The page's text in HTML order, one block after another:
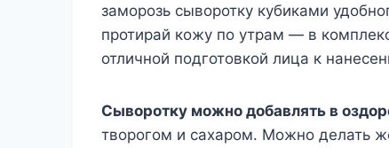
заморозь сыворотку кубиками
протирай кожу по утрам — в
отличной подготовкой лица к
Сыворотку можно добавлять в
творогом и сахаром. Можно делать